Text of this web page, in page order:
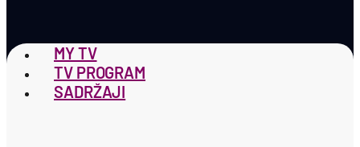
MY TV
TV PROGRAM
SADRŽAJI